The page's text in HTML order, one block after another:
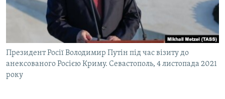
УКРАЇНСЬКА ПРОБЛЕМА КРИМУ
ІНФОГРАФІКА
Qırımtatar
Президент Росії Володимир Путін під час візиту до
анексованого Росією Криму. Севастополь, 4 листопада 2021
року